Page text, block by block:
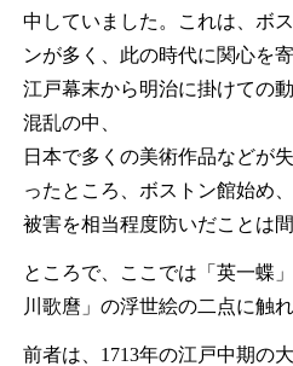
中していました。これは、ボ
ンが多く、此の時代に関心を
江戸幕末から明治に掛けての
混乱の中、
日本で多くの美術作品などが
ったところ、ボストン館始め
被害を相当程度防いだことは
ところで、ここでは「英一蝶
川歌麿」の浮世絵の二点に触
前者は、1713年の江戸中期の